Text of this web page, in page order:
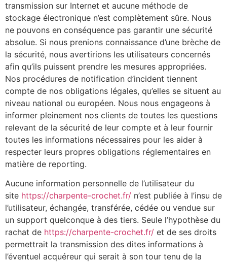
transmission sur Internet et aucune méthode de
stockage électronique n’est complètement sûre. Nous
ne pouvons en conséquence pas garantir une sécurité
absolue. Si nous prenions connaissance d’une brèche de
la sécurité, nous avertirions les utilisateurs concernés
afin qu’ils puissent prendre les mesures appropriées.
Nos procédures de notification d’incident tiennent
compte de nos obligations légales, qu’elles se situent au
niveau national ou européen. Nous nous engageons à
informer pleinement nos clients de toutes les questions
relevant de la sécurité de leur compte et à leur fournir
toutes les informations nécessaires pour les aider à
respecter leurs propres obligations réglementaires en
matière de reporting.
Aucune information personnelle de l’utilisateur du
site https://charpente-crochet.fr/ n’est publiée à l’insu de
l’utilisateur, échangée, transférée, cédée ou vendue sur
un support quelconque à des tiers. Seule l’hypothèse du
rachat de https://charpente-crochet.fr/ et de ses droits
permettrait la transmission des dites informations à
l’éventuel acquéreur qui serait à son tour tenu de la